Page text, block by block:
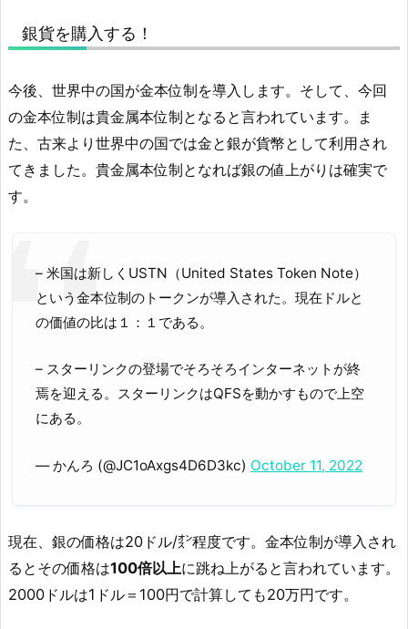
銀貨を購入する！
今後、世界中の国が金本位制を導入します。そして、今回
の金本位制は貴金属本位制となると言われています。ま
た、古来より世界中の国では金と銀が貨幣として利用され
てきました。貴金属本位制となれば銀の値上がりは確実で
す。
– 米国は新しくUSTN（United States Token Note）
という金本位制のトークンが導入された。現在ドルと
の価値の比は１：１である。
– スターリンクの登場でそろそろインターネットが終
焉を迎える。スターリンクはQFSを動かすもので上空
にある。
— かんろ (@JC1oAxgs4D6D3kc) October 11, 2022
現在、銀の価格は20ドル/㌉程度です。金本位制が導入され
るとその価格は100倍以上に跳ね上がると言われています。
2000ドルは1ドル＝100円で計算しても20万円です。